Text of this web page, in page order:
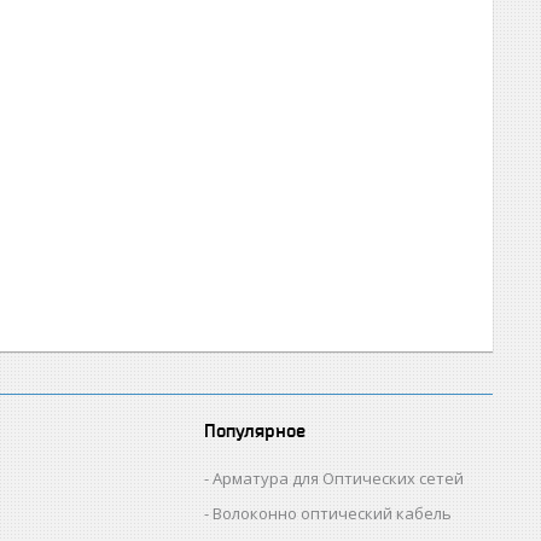
Популярное
Арматура для Оптических сетей
Волоконно оптический кабель